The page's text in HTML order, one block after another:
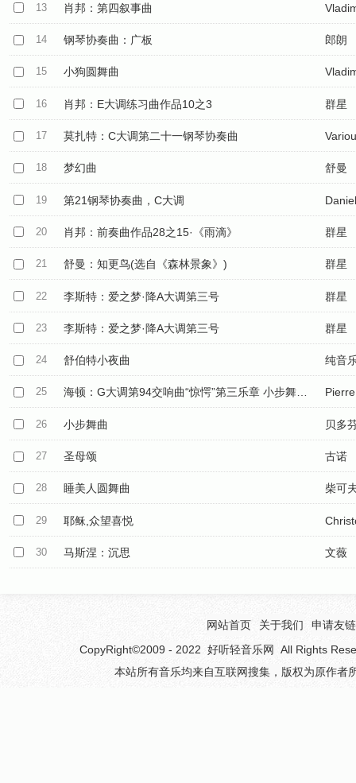
13 肖邦：第四叙事曲
14 钢琴协奏曲：广板 郎朗
15 小狗圆舞曲
16 肖邦：E大调练习曲作品10之3 群星
17 莫扎特：C大调第二十一钢琴协奏曲
18 梦幻曲 舒曼
19 第21钢琴协奏曲，C大调
20 肖邦：前奏曲作品28之15·《雨滴》 群星
21 舒曼：知更鸟(选自《森林景象》) 群星
22 李斯特：爱之梦·降A大调第三号 群星
23 李斯特：爱之梦·降A大调第三号 群星
24 舒伯特小夜曲 纯音
25 海顿：G大调第94交响曲“惊愕”第三乐章 小步舞曲中板
26 小步舞曲 贝多
27 圣母颂 古诺
28 睡美人圆舞曲 柴可
29 耶稣,众望喜悦
30 马斯涅：沉思 文薇
网站首页 关于我们
申请友链
CopyRight©2009 - 2022 好听轻音乐网
All Rights
本站所有音乐均来自互联网搜集，版权为原作者